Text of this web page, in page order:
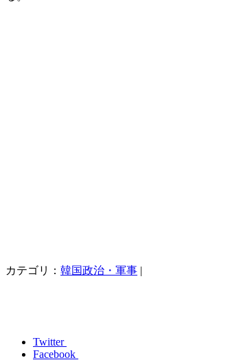
カテゴリ： 韓国政治・軍事 |
Twitter
Facebook